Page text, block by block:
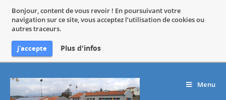
Bonjour, content de vous revoir ! En poursuivant votre
navigation sur ce site, vous acceptez l’utilisation de cookies ou
autres traceurs.
j'accepte Plus d'infos
Menu